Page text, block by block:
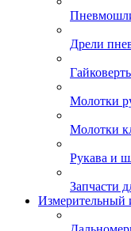
Дрели
Молотки
Молотки
Рукава и
Запчасти
Измерительный